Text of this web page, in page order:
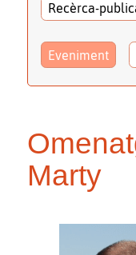
Recèrca-
Eveniment
Marty